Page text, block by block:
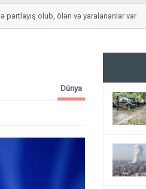
olub, ölən və yaralananlar var
Dünya